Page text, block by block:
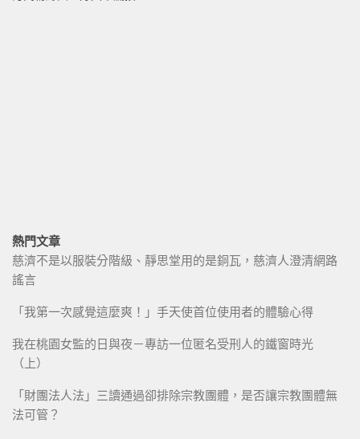
熱門文章
慈濟不是以服裝分階級、靜思堂用的是銅瓦，慈濟人澄清網路
謠言
「我第一次感覺這麼爽！」手天使首位使用者的體驗心得
我在桃園女監的日與夜－專訪一位匿名受刑人的鐵窗時光
（上）
「財團法人法」三讀通過卻排除宗教團體，是否讓宗教團體無
法可管？